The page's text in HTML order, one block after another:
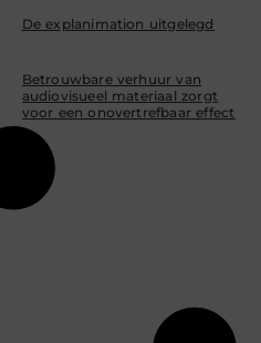
De explanimation uitgelegd
Betrouwbare verhuur van
audiovisueel materiaal zorgt
voor een onovertrefbaar effect